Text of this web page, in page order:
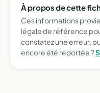
À propos de cette
Ces informations
légale de référence
constatez une erreur,
encore été reportée ?